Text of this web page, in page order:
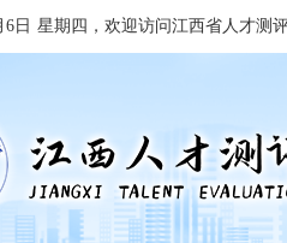
6日 星期四，欢迎访问江西省人才测